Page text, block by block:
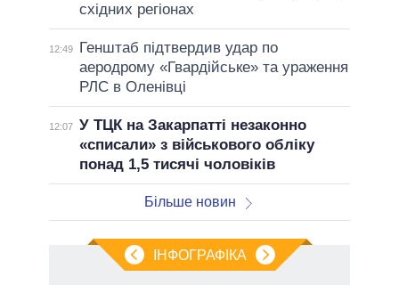
східних регіонах
12:49
Генштаб підтвердив удар по
аеродрому «Гвардійське» та ураження
РЛС в Оленівці
12:07 У ТЦК на Закарпатті незаконно
«списали» з військового обліку
понад 1,5 тисячі чоловіків
Більше новин
ІНФОГРАФІКА